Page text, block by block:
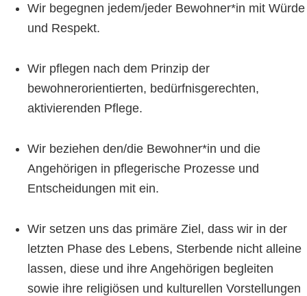
Wir begegnen jedem/jeder Bewohner*in mit Würde
und Respekt.
Wir pflegen nach dem Prinzip der
bewohnerorientierten, bedürfnisgerechten,
aktivierenden Pflege.
Wir beziehen den/die Bewohner*in und die
Angehörigen in pflegerische Prozesse und
Entscheidungen mit ein.
Wir setzen uns das primäre Ziel, dass wir in der
letzten Phase des Lebens, Sterbende nicht alleine
lassen, diese und ihre Angehörigen begleiten
sowie ihre religiösen und kulturellen Vorstellungen